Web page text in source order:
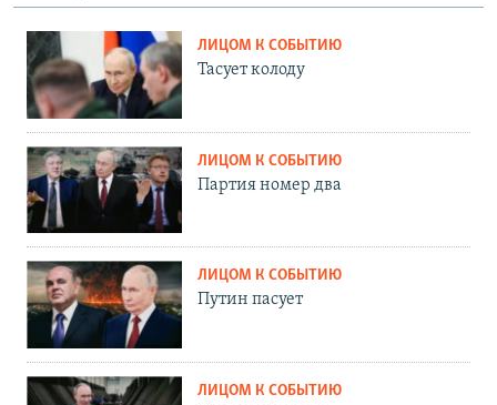
ЛИЦОМ К СОБЫТИЮ
Тасует колоду
ЛИЦОМ К СОБЫТИЮ
Партия номер два
ЛИЦОМ К СОБЫТИЮ
Путин пасует
ЛИЦОМ К СОБЫТИЮ